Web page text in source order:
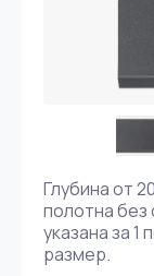
Глубина от
полотна
указана за 1
размер.